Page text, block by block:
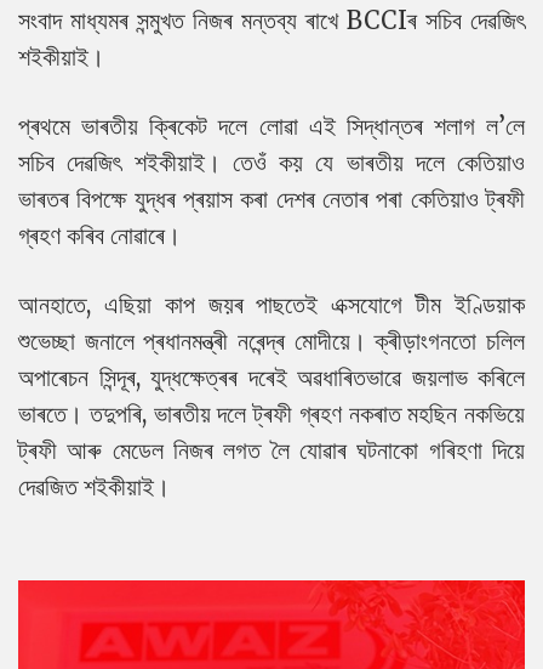
সংবাদ মাধ্যমৰ সন্মুখত নিজৰ মন্তব্য ৰাখে BCCIৰ সচিব দেৱজিৎ
শইকীয়াই।
প্ৰথমে ভাৰতীয় ক্ৰিকেট দলে লোৱা এই সিদ্ধান্তৰ শলাগ ল’লে
সচিব দেৱজিৎ শইকীয়াই। তেওঁ কয় যে ভাৰতীয় দলে কেতিয়াও
ভাৰতৰ বিপক্ষে যুদ্ধৰ প্ৰয়াস কৰা দেশৰ নেতাৰ পৰা কেতিয়াও ট্ৰফী
গ্ৰহণ কৰিব নোৱাৰে।
আনহাতে, এছিয়া কাপ জয়ৰ পাছতেই এক্সযোগে টীম ইণ্ডিয়াক
শুভেচ্ছা জনালে প্ৰধানমন্ত্ৰী নৰেন্দ্ৰ মোদীয়ে। ক্ৰীড়াংগনতো চলিল
অপাৰেচন সিন্দূৰ, যুদ্ধক্ষেত্ৰৰ দৰেই অৱধাৰিতভাৱে জয়লাভ কৰিলে
ভাৰতে। তদুপৰি, ভাৰতীয় দলে ট্ৰফী গ্ৰহণ নকৰাত মহছিন নকভিয়ে
ট্ৰফী আৰু মেডেল নিজৰ লগত লৈ যোৱাৰ ঘটনাকো গৰিহণা দিয়ে
দেৱজিত শইকীয়াই।